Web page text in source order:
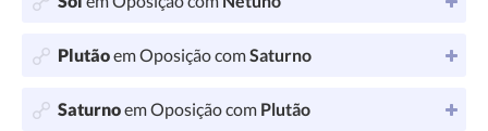
Plutãoem Oposição comSaturno
Saturnoem Oposição com Plutão